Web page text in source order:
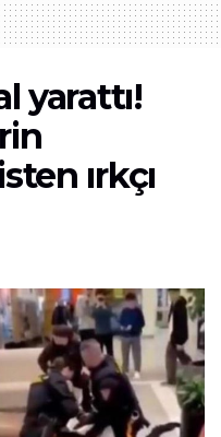
yarattı!
ırkçı